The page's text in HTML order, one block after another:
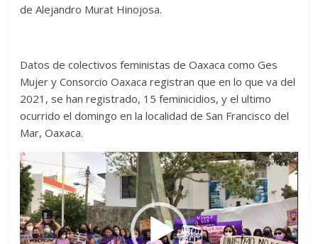
de Alejandro Murat Hinojosa.
Datos de colectivos feministas de Oaxaca como Ges
Mujer y Consorcio Oaxaca registran que en lo que va del
2021, se han registrado, 15 feminicidios, y el ultimo
ocurrido el domingo en la localidad de San Francisco del
Mar, Oaxaca.
Reproductor
de
vídeo